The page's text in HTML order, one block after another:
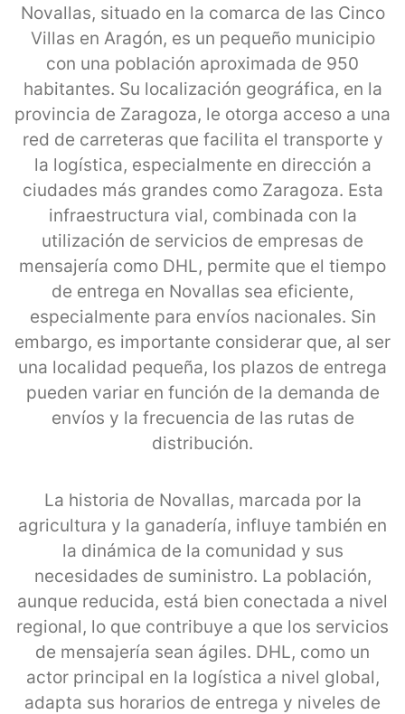
Novallas, situado en la comarca de las Cinco
Villas en Aragón, es un pequeño municipio
con una población aproximada de 950
habitantes. Su localización geográfica, en la
provincia de Zaragoza, le otorga acceso a una
red de carreteras que facilita el transporte y
la logística, especialmente en dirección a
ciudades más grandes como Zaragoza. Esta
infraestructura vial, combinada con la
utilización de servicios de empresas de
mensajería como DHL, permite que el tiempo
de entrega en Novallas sea eficiente,
especialmente para envíos nacionales. Sin
embargo, es importante considerar que, al ser
una localidad pequeña, los plazos de entrega
pueden variar en función de la demanda de
envíos y la frecuencia de las rutas de
distribución.
La historia de Novallas, marcada por la
agricultura y la ganadería, influye también en
la dinámica de la comunidad y sus
necesidades de suministro. La población,
aunque reducida, está bien conectada a nivel
regional, lo que contribuye a que los servicios
de mensajería sean ágiles. DHL, como un
actor principal en la logística a nivel global,
adapta sus horarios de entrega y niveles de